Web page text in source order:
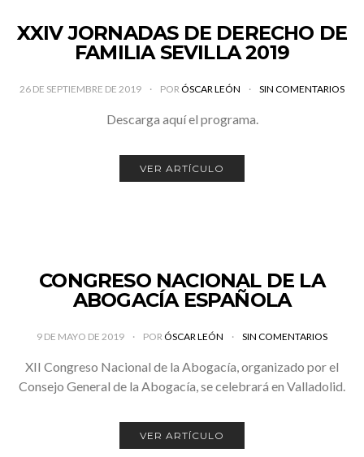
XXIV JORNADAS DE DERECHO DE
FAMILIA SEVILLA 2019
26 DE SEPTIEMBRE DE 2019 PORÓSCAR LEÓN SIN COMENTARIOS
Descarga aquí el programa.
VER ARTÍCULO
CONGRESO NACIONAL DE LA
ABOGACÍA ESPAÑOLA
9 DE MAYO DE 2019 PORÓSCAR LEÓN SIN COMENTARIOS
XII Congreso Nacional de la Abogacía, organizado por el
Consejo General de la Abogacía, se celebrará en Valladolid.
VER ARTÍCULO